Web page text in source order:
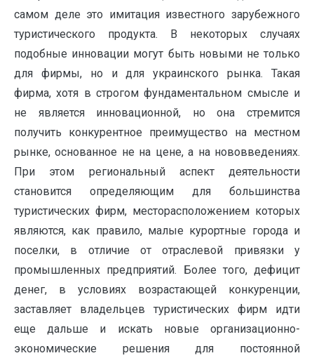
самом деле это имитация известного зарубежного
туристического продукта. В некоторых случаях
подобные инновации могут быть новыми не только
для фирмы, но и для украинского рынка. Такая
фирма, хотя в строгом фундаментальном смысле и
не является инновационной, но она стремится
получить конкурентное преимущество на местном
рынке, основанное не на цене, а на нововведениях.
При этом региональный аспект деятельности
становится определяющим для большинства
туристических фирм, месторасположением которых
являются, как правило, малые курортные города и
поселки, в отличие от отраслевой привязки у
промышленных предприятий. Более того, дефицит
денег, в условиях возрастающей конкуренции,
заставляет владельцев туристических фирм идти
еще дальше и искать новые организационно-
экономические решения для постоянной